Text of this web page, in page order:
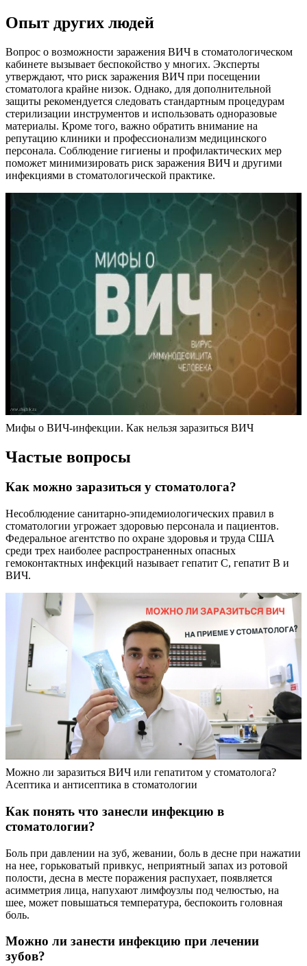
Опыт других людей
Вопрос о возможности заражения ВИЧ в стоматологическом
кабинете вызывает беспокойство у многих. Эксперты
утверждают, что риск заражения ВИЧ при посещении
стоматолога крайне низок. Однако, для дополнительной
защиты рекомендуется следовать стандартным процедурам
стерилизации инструментов и использовать одноразовые
материалы. Кроме того, важно обратить внимание на
репутацию клиники и профессионализм медицинского
персонала. Соблюдение гигиены и профилактических мер
поможет минимизировать риск заражения ВИЧ и другими
инфекциями в стоматологической практике.
Мифы о ВИЧ-инфекции. Как нельзя заразиться ВИЧ
Частые вопросы
Как можно заразиться у стоматолога?
Несоблюдение санитарно-эпидемиологических правил в
стоматологии угрожает здоровью персонала и пациентов.
Федеральное агентство по охране здоровья и труда США
среди трех наиболее распространенных опасных
гемоконтактных инфекций называет гепатит С, гепатит В и
ВИЧ.
Можно ли заразиться ВИЧ или гепатитом у стоматолога?
Асептика и антисептика в стоматологии
Как понять что занесли инфекцию в
стоматологии?
Боль при давлении на зуб, жевании, боль в десне при нажатии
на нее, горьковатый привкус, неприятный запах из ротовой
полости, десна в месте поражения распухает, появляется
асимметрия лица, напухают лимфоузлы под челюстью, на
шее, может повышаться температура, беспокоить головная
боль.
Можно ли занести инфекцию при лечении
зубов?